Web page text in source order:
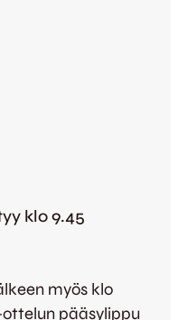
klo 9.45
myös klo
pääsylippu